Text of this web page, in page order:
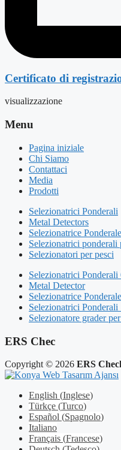
Certificato di
visualizzazione
Menu
Pagina iniziale
Chi Siamo
Contattaci
Media
Prodotti
Selezionatrici Ponderali
Metal Detectors
Selezionatrice
Selezionatrici ponderali
Selezionatori per pesci
Selezionatrici Ponderali
Metal Detector
Selezionatrice
Selezionatrici Ponderali
Selezionatore grader
ERS Chec
Copyright © 2026 ERS
English (Inglese)
Türkçe (Turco)
Español (Spagnolo)
Italiano
Français (Francese)